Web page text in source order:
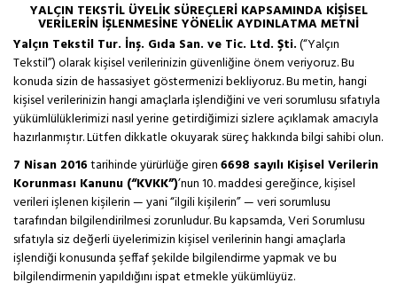
YALÇIN TEKSTİL ÜYELİK SÜREÇLERİ KAPSAMINDA KİŞİSEL
VERİLERİN İŞLENMESİNE YÖNELİK AYDINLATMA METNİ
Yalçın Tekstil Tur. İnş. Gıda San. ve Tic. Ltd. Şti.(“Yalçın
Tekstil”) olarak kişisel verilerinizin güvenliğine önem veriyoruz. Bu
konuda sizin de hassasiyet göstermenizi bekliyoruz. Bu metin, hangi
kişisel verilerinizin hangi amaçlarla işlendiğini ve veri sorumlusu sıfatıyla
yükümlülüklerimizi nasıl yerine getirdiğimizi sizlere açıklamak amacıyla
hazırlanmıştır. Lütfen dikkatle okuyarak süreç hakkında bilgi sahibi olun.
7 Nisan 2016tarihinde yürürlüğe giren6698 sayılı Kişisel Verilerin
Korunması Kanunu (“KVKK”)’nun 10. maddesi gereğince, kişisel
verileri işlenen kişilerin — yani “ilgili kişilerin” — veri sorumlusu
tarafından bilgilendirilmesi zorunludur. Bu kapsamda, Veri Sorumlusu
sıfatıyla siz değerli üyelerimizin kişisel verilerinin hangi amaçlarla
işlendiği konusunda şeffaf şekilde bilgilendirme yapmak ve bu
bilgilendirmenin yapıldığını ispat etmekle yükümlüyüz.